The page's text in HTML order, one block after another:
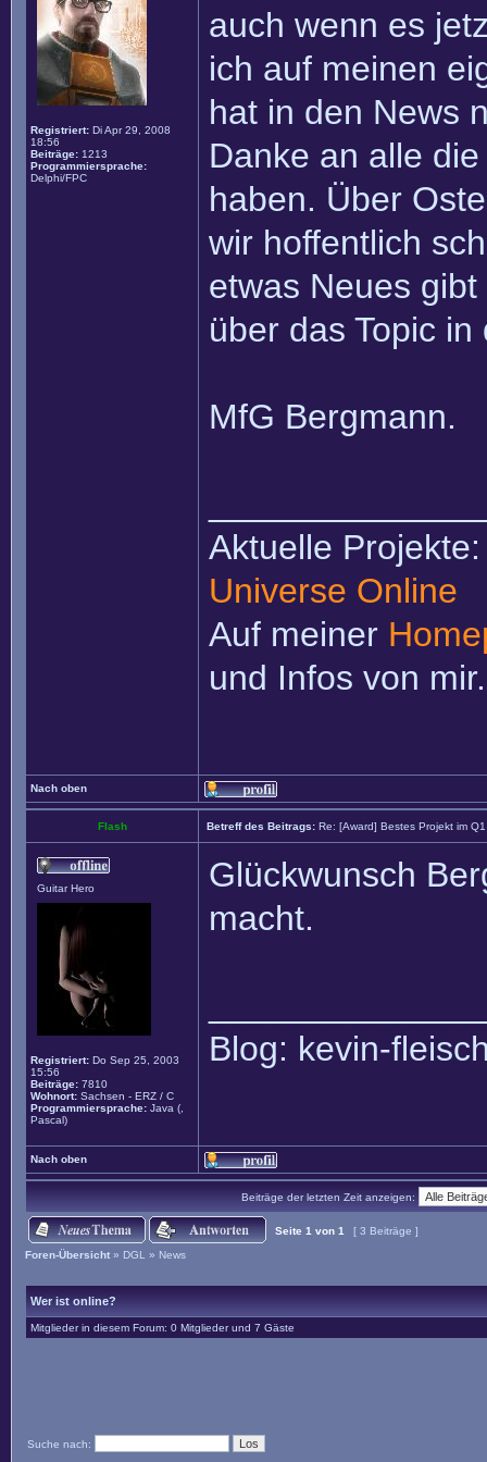
Registriert: Di Apr 29, 2008
18:56
Beiträge: 1213
Programmiersprache:
Delphi/FPC
auch wenn es
ich auf meinen
hat in den News
Danke an alle
haben. Über
wir hoffentlich
etwas Neues
über das Topic
MfG Bergmann.
Aktuelle
Universe Online
Auf meiner
und Infos von mir.
Nach oben
Flash Betreff des Beitrags: Re: [Award] Bestes Projekt im
Guitar Hero
Registriert: Do Sep 25, 2003
15:56
Beiträge: 7810
Wohnort: Sachsen - ERZ / C
Programmiersprache: Java (,
Pascal)
Glückwunsch
macht.
Blog: kevin-
Nach oben
Beiträge der letzten Zeit anzeigen:
Seite 1 von 1
[ 3 Beiträge ]
Foren-Übersicht » DGL » News
Wer ist online?
Mitglieder in diesem Forum: 0 Mitglieder und 7 Gäste
Suche nach: